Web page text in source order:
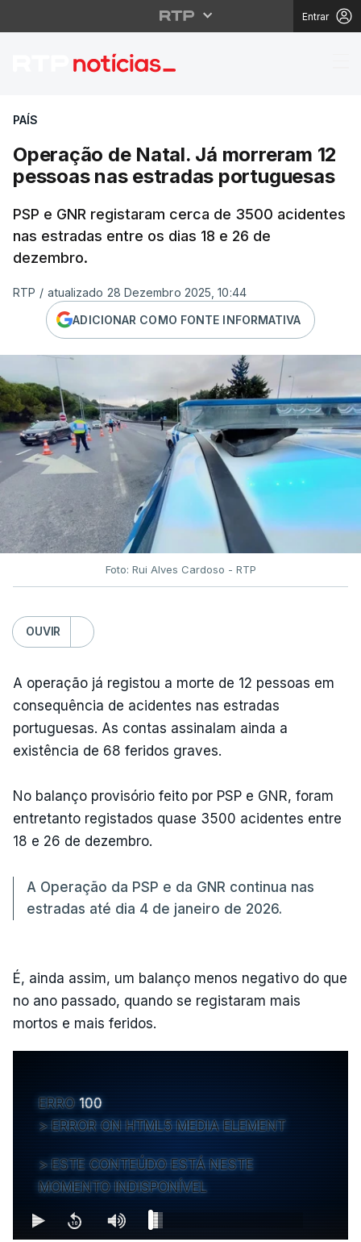
Entrar
Operação de Natal.
PAÍS
Operação de Natal. Já morreram 12
pessoas nas estradas portuguesas
PSP e GNR registaram cerca de 3500 acidentes
nas estradas entre os dias 18 e 26 de
dezembro.
RTP / atualizado 28 Dezembro 2025, 10:44
ADICIONAR COMO FONTE INFORMATIVA
Foto: Rui Alves Cardoso - RTP
OUVIR
A operação já registou a morte de 12 pessoas em
consequência de acidentes nas estradas
portuguesas. As contas assinalam ainda a
existência de 68 feridos graves.
No balanço provisório feito por PSP e GNR, foram
entretanto registados quase 3500 acidentes entre
18 e 26 de dezembro.
A Operação da PSP e da GNR continua nas
estradas até dia 4 de janeiro de 2026.
É, ainda assim, um balanço menos negativo do que
no ano passado, quando se registaram mais
mortos e mais feridos.
ERRO 100
ERROR ON HTML5 MEDIA ELEMENT
ESTE CONTEÚDO ESTÁ NESTE
MOMENTO INDISPONÍVEL